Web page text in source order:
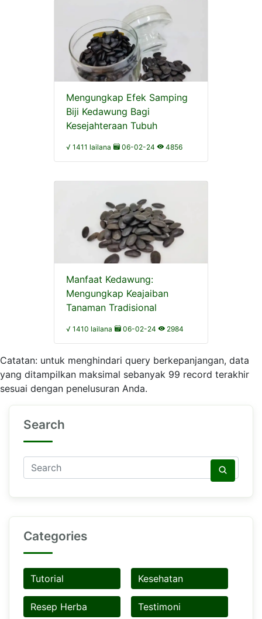
Mengungkap Efek Samping
Biji Kedawung Bagi
Kesejahteraan Tubuh
√ 1411 lailana 06-02-24 4856
Manfaat Kedawung:
Mengungkap Keajaiban
Tanaman Tradisional
√ 1410 lailana 06-02-24 2984
Catatan: untuk menghindari query berkepanjangan, data
yang ditampilkan maksimal sebanyak 99 record terakhir
sesuai dengan penelusuran Anda.
Search
Categories
Tutorial Kesehatan
Resep Herba Testimoni